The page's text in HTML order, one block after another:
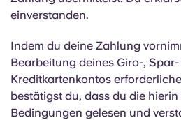
einverstanden.
Indem du deine Zahlung
Bearbeitung deines Giro-,
Kreditkartenkontos
bestätigst du, dass du die
Bedingungen gelesen und